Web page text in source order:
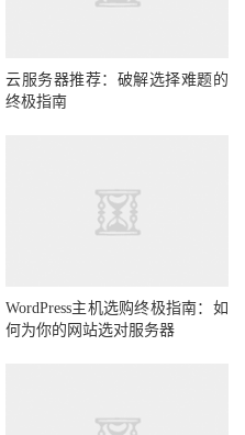
云服务器推荐：破解选择难题的
终极指南
WordPress主机选购终极指南：如
何为你的网站选对服务器